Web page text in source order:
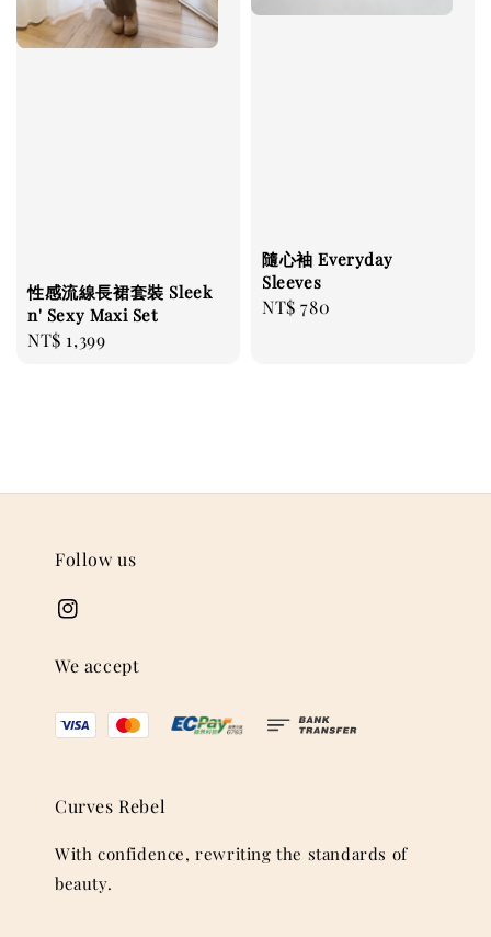
性感流線長裙套裝 Sleek
n' Sexy Maxi Set
Regular
NT$ 1,399
隨心袖 Everyday
Sleeves
Regular
NT$ 780
Follow us
We accept
Curves Rebel
With confidence, rewriting the standards of
beauty.